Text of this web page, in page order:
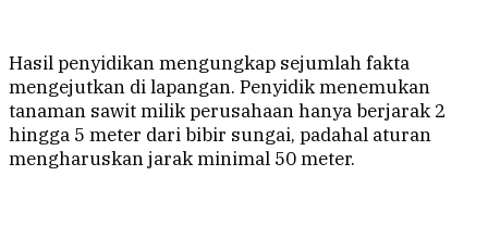
Hasil penyidikan mengungkap sejumlah fakta
mengejutkan di lapangan. Penyidik menemukan
tanaman sawit milik perusahaan hanya berjarak 2
hingga 5 meter dari bibir sungai, padahal aturan
mengharuskan jarak minimal 50 meter.